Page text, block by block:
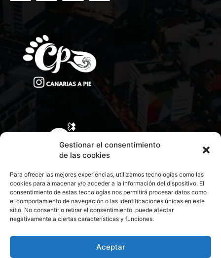
Gestionar el consentimiento
de las cookies
Para ofrecer las mejores experiencias, utilizamos tecnologías como las
cookies para almacenar y/o acceder a la información del dispositivo. El
consentimiento de estas tecnologías nos permitirá procesar datos como
el comportamiento de navegación o las identificaciones únicas en este
sitio. No consentir o retirar el consentimiento, puede afectar
negativamente a ciertas características y funciones.
Aceptar
CONTACTA CON NOSOTROS